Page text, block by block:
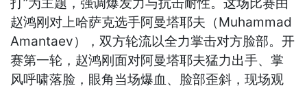
打”为主题，强调爆发力与抗击耐性。这场比赛由
赵鸿刚对上哈萨克选手阿曼塔耶夫（Muhammad
Amantaev），双方轮流以全力掌击对方脸部。开
赛第一轮，赵鸿刚面对阿曼塔耶夫猛力出手、掌
风呼啸落脸，眼角当场爆血、脸部歪斜，现场观